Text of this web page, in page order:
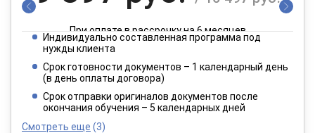
При оплате в рассрочку на 6 месяцев
4 949 руб. / 8 249 руб.
При оплате в рассрочку на 12 месяцев
Индивидуально составленная программа под
нужды клиента
Срок готовности документов – 1 календарный день
(в день оплаты договора)
Срок отправки оригиналов документов после
окончания обучения – 5 календарных дней
Смотреть еще (3)